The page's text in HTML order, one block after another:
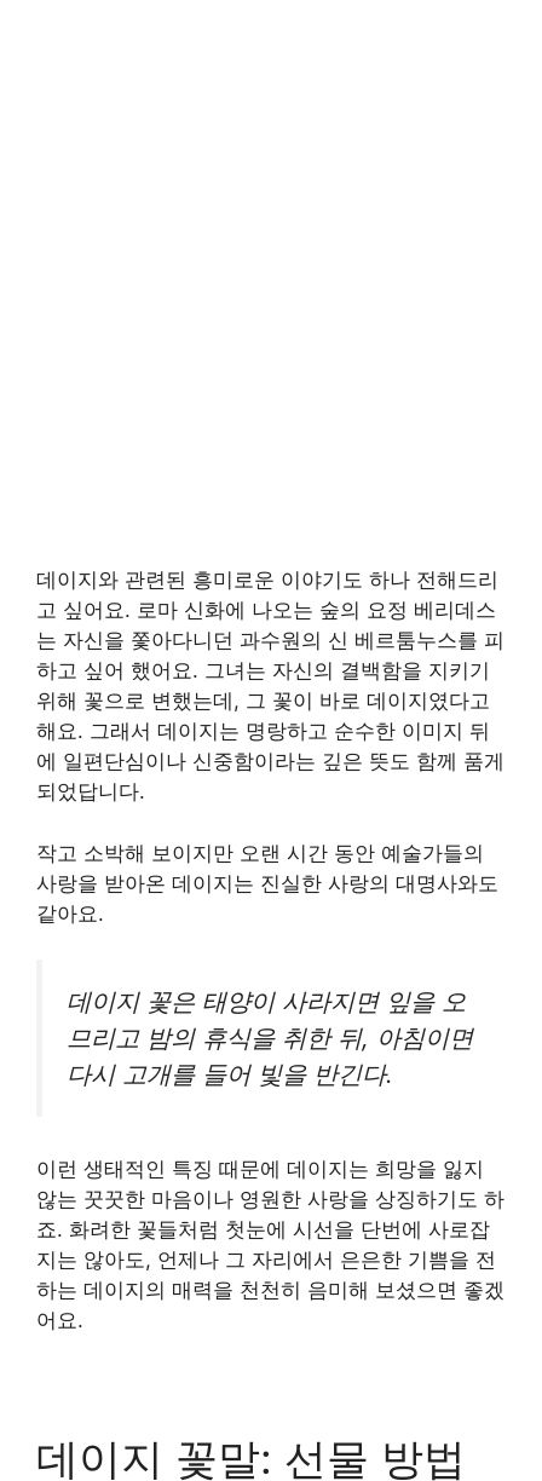
데이지와 관련된 흥미로운 이야기도 하나 전해드리
고 싶어요. 로마 신화에 나오는 숲의 요정 베리데스
는 자신을 쫓아다니던 과수원의 신 베르툼누스를 피
하고 싶어 했어요. 그녀는 자신의 결백함을 지키기
위해 꽃으로 변했는데, 그 꽃이 바로 데이지였다고
해요. 그래서 데이지는 명랑하고 순수한 이미지 뒤
에 일편단심이나 신중함이라는 깊은 뜻도 함께 품게
되었답니다.
작고 소박해 보이지만 오랜 시간 동안 예술가들의
사랑을 받아온 데이지는 진실한 사랑의 대명사와도
같아요.
데이지 꽃은 태양이 사라지면 잎을 오
므리고 밤의 휴식을 취한 뒤, 아침이면
다시 고개를 들어 빛을 반긴다.
이런 생태적인 특징 때문에 데이지는 희망을 잃지
않는 꿋꿋한 마음이나 영원한 사랑을 상징하기도 하
죠. 화려한 꽃들처럼 첫눈에 시선을 단번에 사로잡
지는 않아도, 언제나 그 자리에서 은은한 기쁨을 전
하는 데이지의 매력을 천천히 음미해 보셨으면 좋겠
어요.
데이지 꽃말: 선물 방법